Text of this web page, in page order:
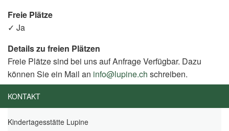
Freie Plätze
✓ Ja
Details zu freien Plätzen
Freie Plätze sind bei uns auf Anfrage Verfügbar. Dazu
können Sie ein Mail an info@lupine.ch schreiben.
KONTAKT
Kindertagesstätte Lupine